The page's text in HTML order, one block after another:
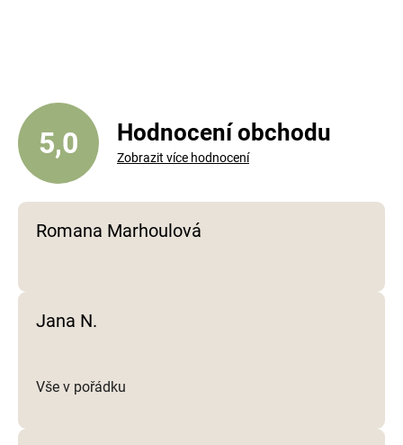
í
p
r
k
y
5,0 Hodnocení obchodu
Zobrazit více hodnocení
Romana Marhoulová
Jana N.
Vše v pořádku